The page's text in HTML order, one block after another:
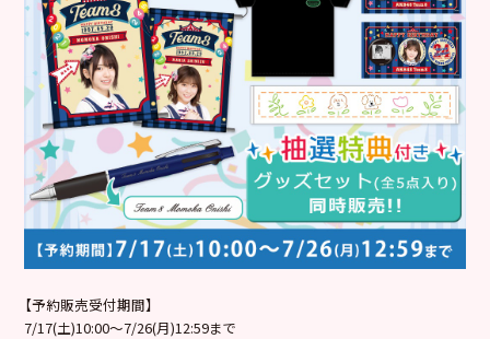
【予約販売受付期間】
7/17(土)10:00～7/26(月)12:59まで